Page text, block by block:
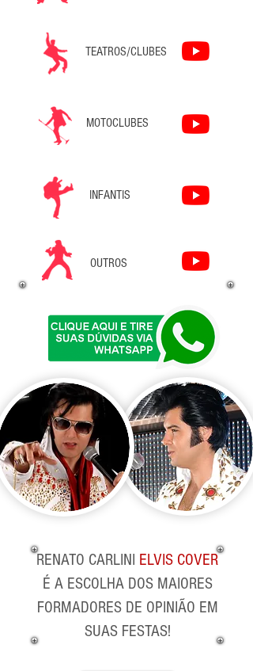
TEATROS/CLUBES
MOTOCLUBES
INFANTIS
OUTROS
RENATO CARLINI ELVIS COVER
É A ESCOLHA DOS MAIORES
FORMADORES DE OPINIÃO EM
SUAS FESTAS!